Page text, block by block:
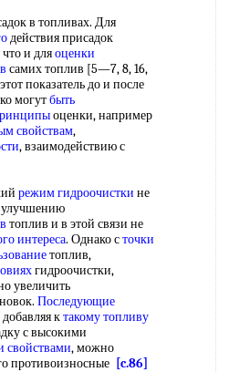
в топливах. Для
действия присадок
и дляоценки
самих топлив [5—7, 8, 16,
показатель до и после
могутбыть
оценки, например
свойствам,
, взаимодействию с
режим гидроочистки не
улучшению
топлив и в этой связи не
интереса. Однако сточки
топлив,
гидроочистки,
увеличить
Последующие
ктакому топливу
с высокими
свойствами, можно
противоизносные [c.86]